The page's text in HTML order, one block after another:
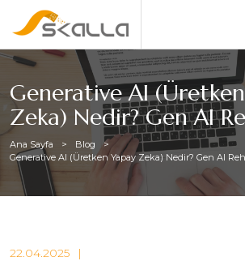
Generative AI
Zeka) Nedir? Gen AI
Ana Sayfa
Blog
Generative AI (Üretken Yapay Zeka) Nedir? Gen AI
22.04.2025